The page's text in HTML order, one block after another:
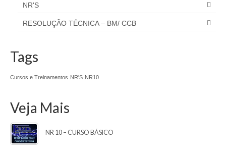
NR'S
RESOLUÇÃO TÉCNICA – BM/ CCB
Tags
Cursos e Treinamentos NR'S NR10
Veja Mais
NR 10 – CURSO BÁSICO